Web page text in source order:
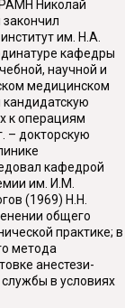
Николай
им. Н.А.
кафедры
научной и
медицинском
кандидатскую
к операциям
– докторскую
кафедрой
им. И.М.
(1969) Н.Н.
общего
практике; в
метода
анестези­
в условиях